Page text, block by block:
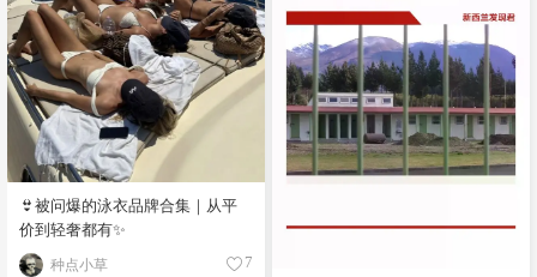
👙被问爆的泳衣品牌合集｜从平
价到轻奢都有✨
种点小草 7